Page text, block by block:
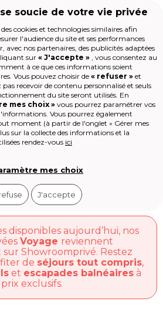
Vente privée Vacancéole
Vacancéole :
& Mer
gèreplus de 6000
dans 70 destinations
Les ventes privées affichent
de 400 € à 1200 € par semaine
et annulation flexible jusqu’à
disponibles aujourd’hui, nos
Voyage reviennent
Showroomprivé. Restez
de séjours tout compris,
et escapades balnéairesà
prix exclusifs.
soucie de votre vie privée
cookies et technologies similaires afin
l'audience du site et ses performances
avec nos partenaires, des publicités adaptées
sur « J'accepte » , vous consentez au
à ce que ces informations soient
Vous pouvez choisir de « refuser » et
recevoir de contenu personnalisé et seuls
du site seront utilisés. En
mes choix » vous pourrez paramétrer vos
Vous pourrez également
moment (à partir de l'onglet « Gérer mes
sur la collecte des informations et la
rendez-vous ici
mes choix
J'accepte